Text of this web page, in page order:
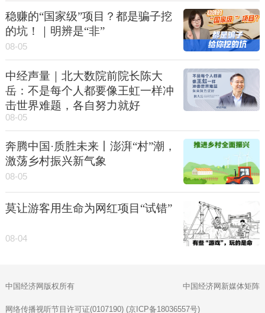
稳赚的“国家级”项目？都是骗子挖
的坑！｜明辨是“非”
08-05
中经声量｜北大数院前院长陈大
岳：不是每个人都要像王虹一样冲
击世界难题，各自努力就好
08-05
奔腾中国·质胜未来丨澎湃“村”潮，
激荡乡村振兴新气象
08-05
莫让游客用生命为网红项目“试错”
08-04
中国经济网版权所有 中国经济网新媒体矩阵
网络传播视听节目许可证(0107190) (京ICP备18036557号)